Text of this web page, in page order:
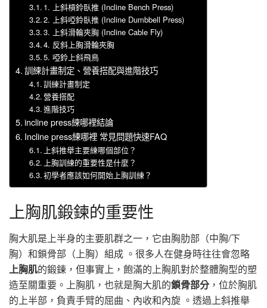
1. 上斜槓鈴臥推 (Incline Bench Press)
2. 上斜啞鈴臥推 (Incline Dumbbell Press)
3. 上斜滑輪夾胸 (Incline Cable Fly)
4. 反斜上胸滑輪夾胸
5. 啞鈴上斜飛鳥
訓練計畫制定、營養搭配與進階技巧
訓練計畫制定
營養搭配
進階技巧
incline press練哪裡結論
Incline press練哪裡 常見問題快速FAQ
上斜推舉主要練哪個部位？
上胸訓練的重要性是什麼？
初學者應該如何開始上胸訓練？
上胸肌鍛鍊的重要性
胸大肌是上半身的主要肌群之一，它由胸肋部（中胸/下
胸）和鎖骨部（上胸）組成 。很多人在健身時往往會忽略
上胸肌的鍛鍊，但事實上，飽滿的上胸肌對於整體胸型的塑
造至關重要。上胸肌，也就是胸大肌的鎖骨部分，位於胸肌
的上半部，負責手臂的屈曲、內收和內旋 。透過上斜推舉